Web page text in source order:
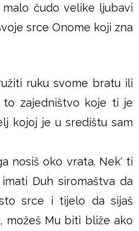
čudo velike ljubavi
srce Onome koji zna
ruku svome bratu ili
to zajedništvo koje ti je
kojoj je u središtu sam
nosiš oko vrata. Nek' ti
Duh siromaštva da
srce i tijelo da sijaš
možeš Mu biti bliže ako